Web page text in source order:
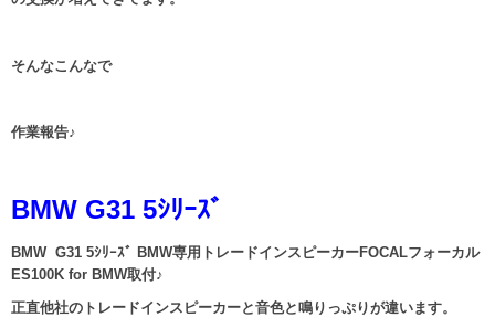
そんなこんなで
作業報告♪
BMW G31 5ｼﾘｰｽﾞ
BMW G31 5ｼﾘｰｽﾞ BMW専用トレードインスピーカーFOCALフォーカル
ES100K for BMW取付♪
正直他社のトレードインスピーカーと音色と鳴りっぷりが違います。